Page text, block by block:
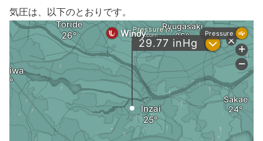
気圧は、以下のとおりです。